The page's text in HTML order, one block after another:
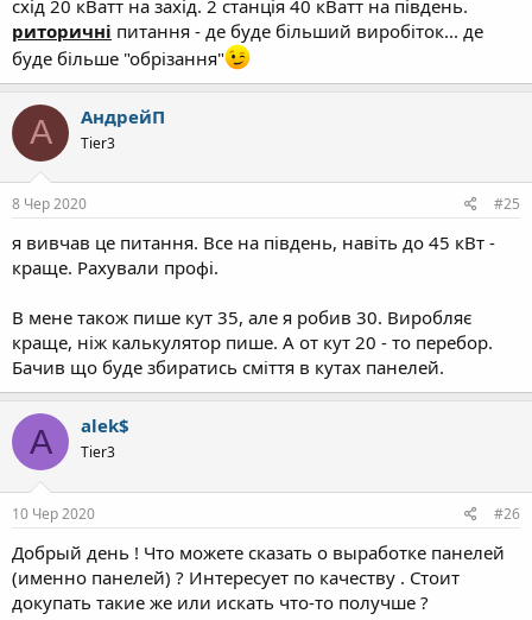
схід 20 кВатт на захід. 2 станція 40 кВатт на південь.
риторичні питання - де буде більший виробіток... де
буде більше "обрізання"
А АндрейП
Tier3
8 Чер 2020 #25
я вивчав це питання. Все на південь, навіть до 45 кВт -
краще. Рахували профі.
В мене також пише кут 35, але я робив 30. Виробляє
краще, ніж калькулятор пише. А от кут 20 - то перебор.
Бачив що буде збиратись сміття в кутах панелей.
A alek$
Tier3
10 Чер 2020 #26
Добрый день ! Что можете сказать о выработке панелей
(именно панелей) ? Интересует по качеству . Стоит
докупать такие же или искать что-то получше ?